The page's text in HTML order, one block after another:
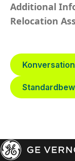
Additional
Relocation